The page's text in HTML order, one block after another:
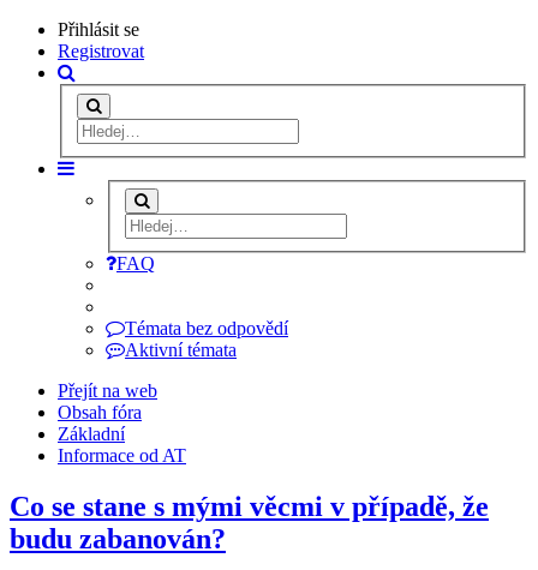
Přihlásit se
Registrovat
FAQ
Témata bez odpovědí
Aktivní témata
Přejít na web
Obsah fóra
Základní
Informace od AT
Co se stane s mými věcmi v případě, že
budu zabanován?